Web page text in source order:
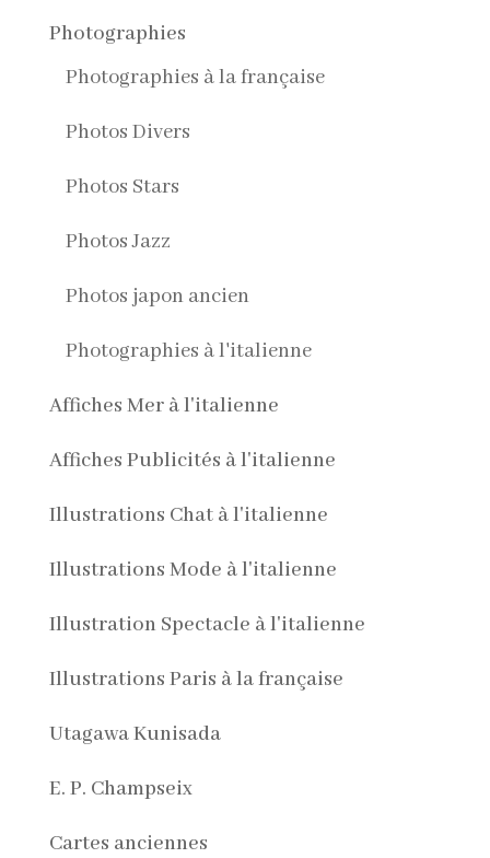
Photographies
Photographies à la française
Photos Divers
Photos Stars
Photos Jazz
Photos japon ancien
Photographies à l'italienne
Affiches Mer à l'italienne
Affiches Publicités à l'italienne
Illustrations Chat à l'italienne
Illustrations Mode à l'italienne
Illustration Spectacle à l'italienne
Illustrations Paris à la française
Utagawa Kunisada
E. P. Champseix
Cartes anciennes